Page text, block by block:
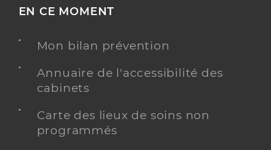
EN CE MOMENT
Mon bilan prévention
Annuaire de l'accessibilité des
cabinets
Carte des lieux de soins non
programmés